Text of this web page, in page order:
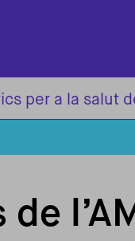
per a la salut